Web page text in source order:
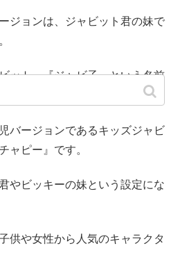
ジョンは、ジャビット君の妹で
ット』『ジャビ子』という名前
。
バージョンであるキッズジャビ
ャピー』です。
やビッキーの妹という設定にな
供や女性から人気のキャラクタ